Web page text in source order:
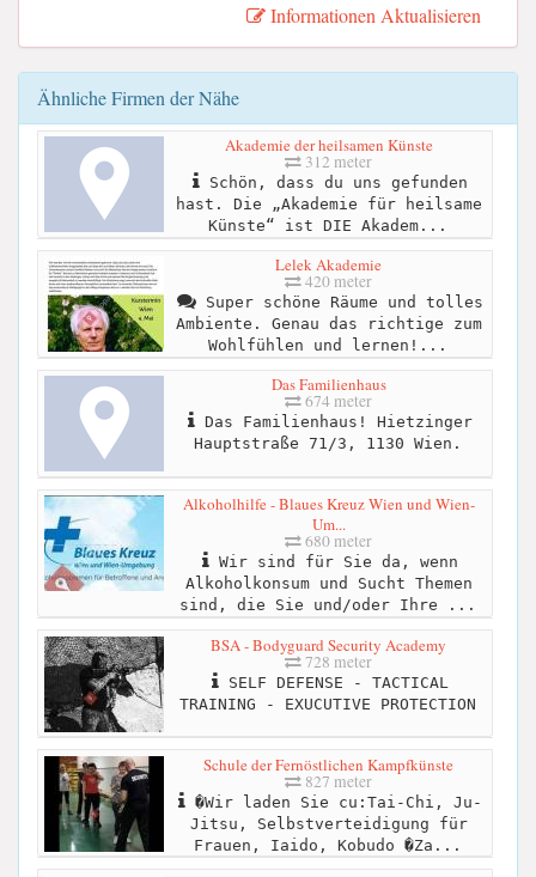
Informationen Aktualisieren
Ähnliche Firmen der Nähe
Akademie der heilsamen Künste
312 meter
Schön, dass du uns gefunden
hast. Die „Akademie für heilsame
Künste“ ist DIE Akadem...
Lelek Akademie
420 meter
Super schöne Räume und tolles
Ambiente. Genau das richtige zum
Wohlfühlen und lernen!...
Das Familienhaus
674 meter
Das Familienhaus! Hietzinger
Hauptstraße 71/3, 1130 Wien.
Alkoholhilfe - Blaues Kreuz Wien und Wien-
Um...
680 meter
Wir sind für Sie da, wenn
Alkoholkonsum und Sucht Themen
sind, die Sie und/oder Ihre ...
BSA - Bodyguard Security Academy
728 meter
SELF DEFENSE - TACTICAL
TRAINING - EXUCUTIVE PROTECTION
Schule der Fernöstlichen Kampfkünste
827 meter
�Wir laden Sie cu:Tai-Chi, Ju-
Jitsu, Selbstverteidigung für
Frauen, Iaido, Kobudo �Za...